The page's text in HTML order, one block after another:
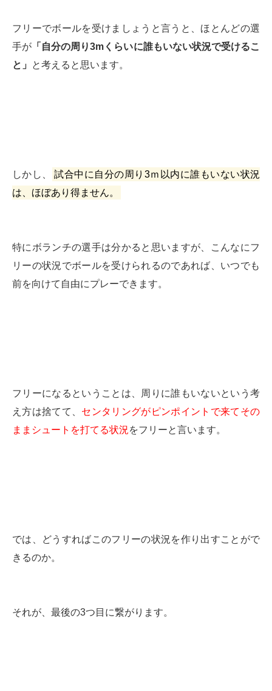
フリーでボールを受けましょうと言うと、ほとんどの選
手が 「自分の周り3mくらいに誰もいない状況で受けるこ
と」
と考えると思います。
しかし、
試合中に自分の周り3ｍ以内に誰もいない状況
は、ほぼあり得ません。
特にボランチの選手は分かると思いますが、こんなにフ
リーの状況でボールを受けられるのであれば、いつでも
前を向けて自由にプレーできます。
フリーになるということは、周りに誰もいないという考
え方は捨てて、 センタリングがピンポイントで来てその
ままシュートを打てる状況をフリーと言います。
では、どうすればこのフリーの状況を作り出すことがで
きるのか。
それが、最後の3つ目に繋がります。